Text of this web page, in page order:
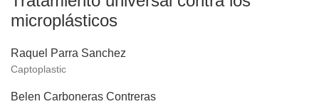
microplásticos
Raquel Parra Sanchez
Captoplastic
Belen Carboneras Contreras